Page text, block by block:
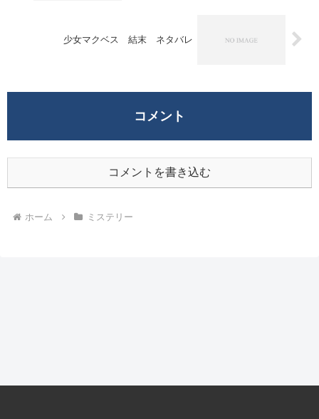
少女マクベス 結末 ネタバレ
コメント
コメントを書き込む
ホーム ミステリー